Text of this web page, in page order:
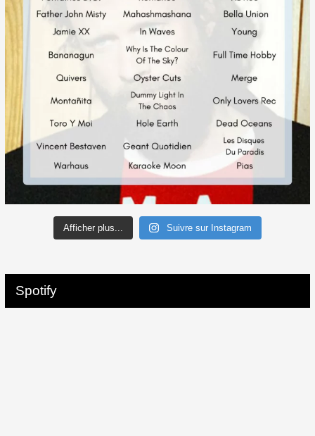
Afficher plus... Suivre sur Instagram
Spotify